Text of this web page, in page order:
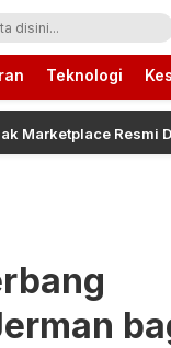
Teknologi
Resmi